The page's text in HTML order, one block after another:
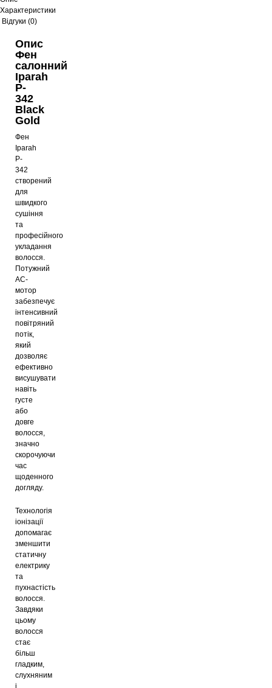
Характеристики
Відгуки (0)
Опис
Фен
салонний
Iparah
P-
342
Black
Gold
Фен
Iparah
P-
342
створений
для
швидкого
сушіння
та
професійного
укладання
волосся.
Потужний
AC-
мотор
забезпечує
інтенсивний
повітряний
потік,
який
дозволяє
ефективно
висушувати
навіть
густе
або
довге
волосся,
значно
скорочуючи
час
щоденного
догляду.
Технологія
іонізації
допомагає
зменшити
статичну
електрику
та
пухнастість
волосся.
Завдяки
цьому
волосся
стає
більш
гладким,
слухняним
і